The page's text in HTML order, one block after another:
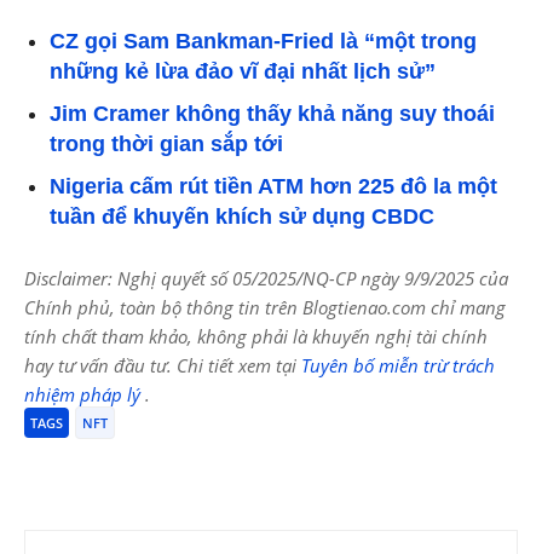
CZ gọi Sam Bankman-Fried là “một trong
những kẻ lừa đảo vĩ đại nhất lịch sử”
Jim Cramer không thấy khả năng suy thoái
trong thời gian sắp tới
Nigeria cấm rút tiền ATM hơn 225 đô la một
tuần để khuyến khích sử dụng CBDC
Disclaimer: Nghị quyết số 05/2025/NQ-CP ngày 9/9/2025 của
Chính phủ, toàn bộ thông tin trên Blogtienao.com chỉ mang
tính chất tham khảo, không phải là khuyến nghị tài chính
hay tư vấn đầu tư. Chi tiết xem tại Tuyên bố miễn trừ trách
nhiệm pháp lý.
TAGS NFT